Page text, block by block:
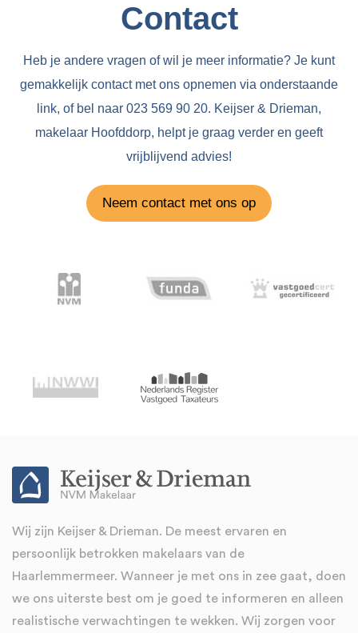
Contact
Heb je andere vragen of wil je meer informatie? Je kunt
gemakkelijk contact met ons opnemen via onderstaande
link, of bel naar 023 569 90 20. Keijser & Drieman,
makelaar Hoofddorp, helpt je graag verder en geeft
vrijblijvend advies!
Neem contact met ons op
Wij zijn Keijser & Drieman. De meest ervaren en
persoonlijk betrokken makelaars van de
Haarlemmermeer. Wanneer je met ons in zee gaat, doen
we ons uiterste best om je goed te informeren en alleen
realistische verwachtingen te wekken. Wij zorgen voor